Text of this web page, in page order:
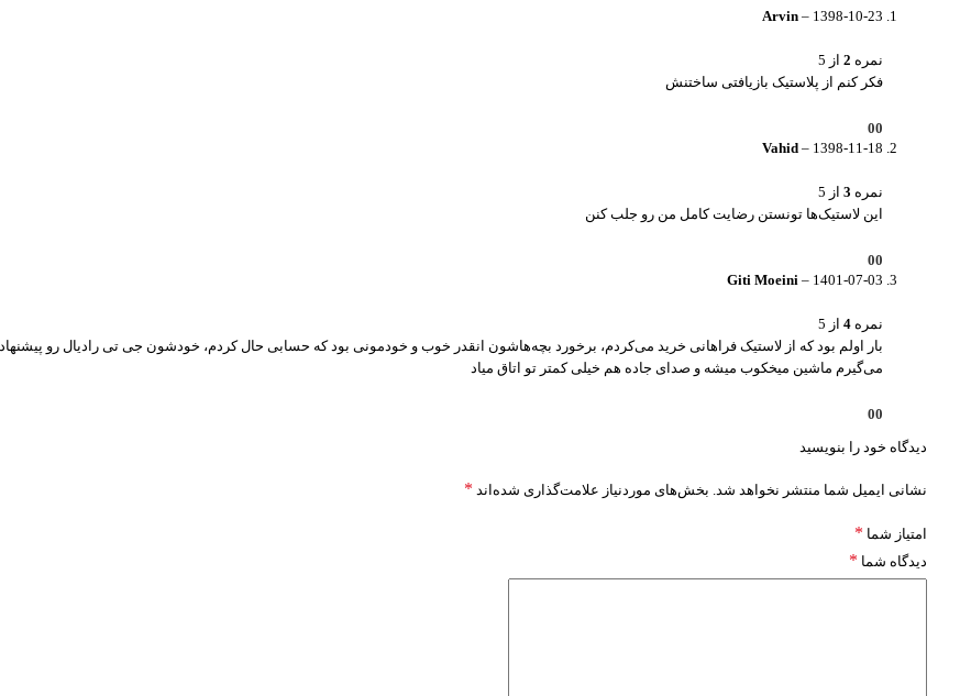
Arvin – 1398-10-23
نمره 2 از 5
فکر کنم از پلاستیک بازیافتی ساختنش
0
0
Vahid – 1398-11-18
نمره 3 از 5
این لاستیک‌ها تونستن رضایت کامل من رو جلب کنن
0
0
Giti Moeini – 1401-07-03
نمره 4 از 5
بار اولم بود که از لاستیک فراهانی خرید می‌کردم، برخورد بچه‌هاشون انقدر خوب و خودمونی بود که حسابی حال کردم، خودشون جی تی رادیال رو
می‌گیرم ماشین میخکوب میشه و صدای جاده هم خیلی کمتر تو اتاق میاد
0
0
دیدگاه خود را بنویسید
نشانی ایمیل شما منتشر نخواهد شد. بخش‌های موردنیاز علامت‌گذاری شده‌اند *
امتیاز شما *
دیدگاه شما *